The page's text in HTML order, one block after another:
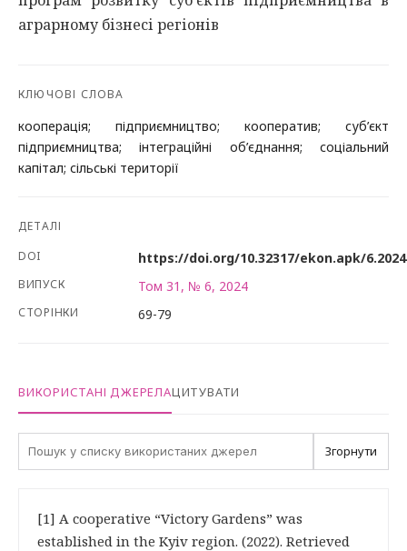
аграрному бізнесі регіонів
КЛЮЧОВІ СЛОВА
кооперація; підприємництво; кооператив; суб’єкт
підприємництва; інтеграційні об’єднання; соціальний
капітал; сільські території
ДЕТАЛІ
DOI
https://doi.org/10.32317/ekon.apk/
ВИПУСК Том 31, № 6, 2024
СТОРІНКИ 69-79
ВИКОРИСТАНІ ДЖЕРЕЛАЦИТУВАТИ
Згорнути
[1] A cooperative “Victory Gardens” was
established in the Kyiv region. (2022). Retrieved